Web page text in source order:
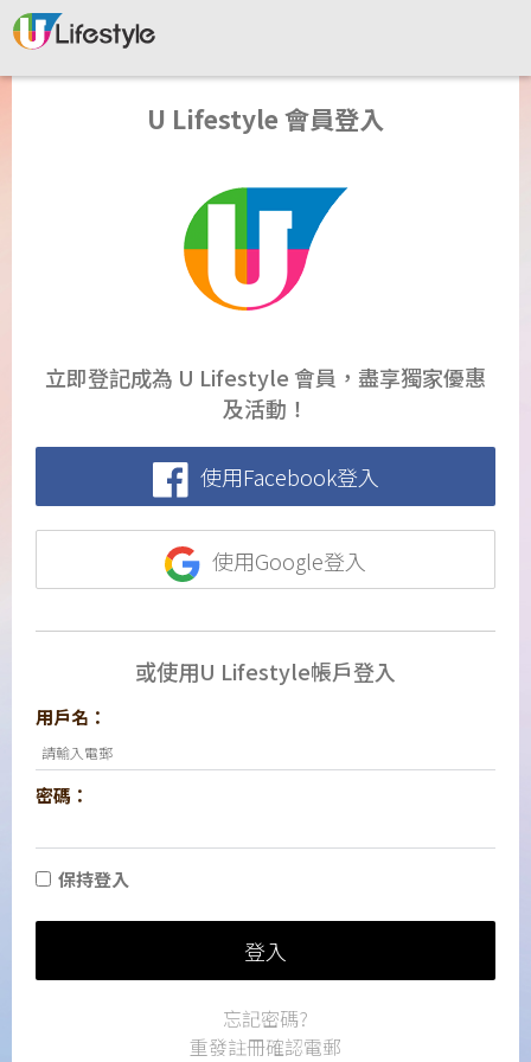
U Lifestyle 會員登入
立即登記成為 U Lifestyle 會員，盡享獨家優惠
及活動！
使用Facebook登入
使用Google登入
或使用U Lifestyle帳戶登入
用戶名：
密碼：
保持登入
登入
忘記密碼?
重發註冊確認電郵